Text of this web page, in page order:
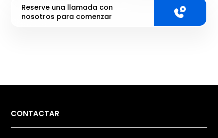
Reserve una llamada con
nosotros para comenzar
CONTACTAR